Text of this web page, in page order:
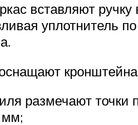
вставляют
уплотнитель
размечают точки
мм;